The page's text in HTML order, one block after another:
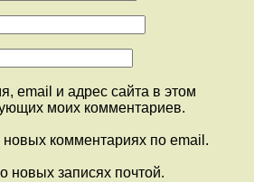
email и адрес сайта в этом
моих комментариев.
комментариях по email.
новых записях почтой.